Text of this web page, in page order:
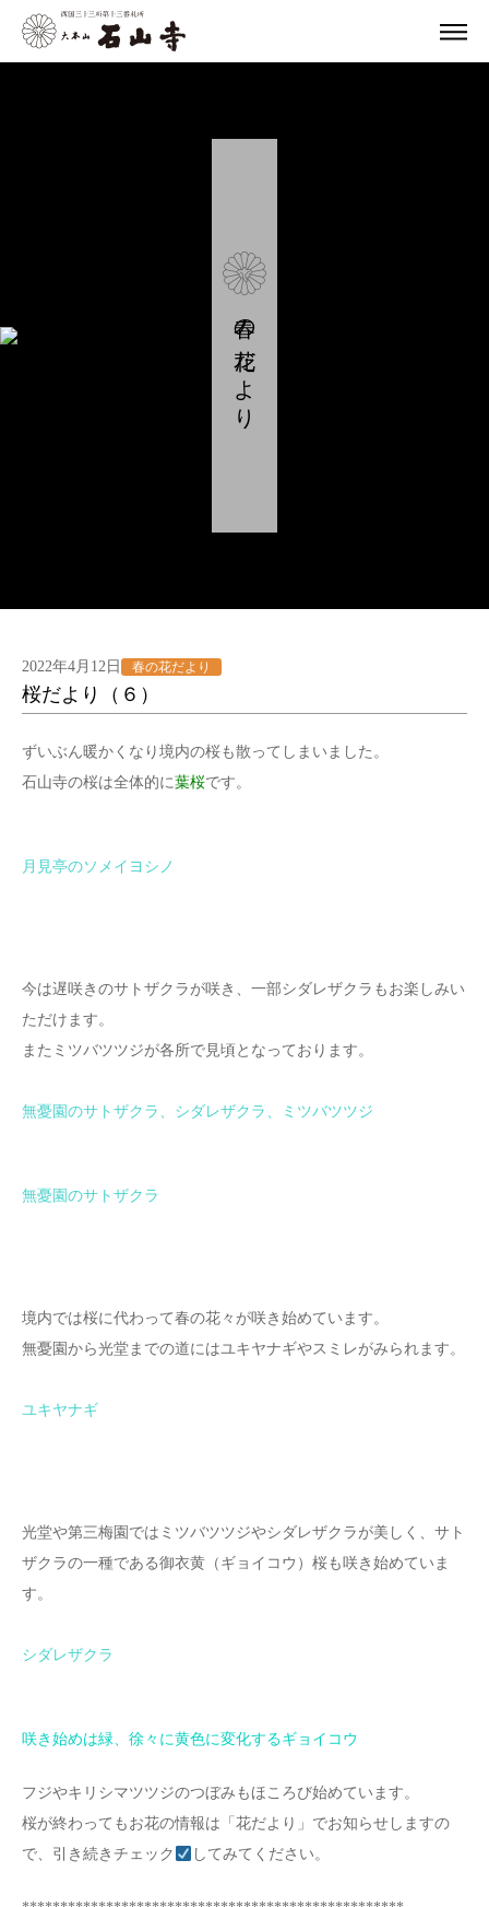
春の花だより
2022年4月12日 春の花だより
桜だより（６）
ずいぶん暖かくなり境内の桜も散ってしまいました。
石山寺の桜は全体的に葉桜です。
月見亭のソメイヨシノ
今は遅咲きのサトザクラが咲き、一部シダレザクラもお楽しみい
ただけます。
またミツバツツジが各所で見頃となっております。
無憂園のサトザクラ、シダレザクラ、ミツバツツジ
無憂園のサトザクラ
境内では桜に代わって春の花々が咲き始めています。
無憂園から光堂までの道にはユキヤナギやスミレがみられます。
ユキヤナギ
光堂や第三梅園ではミツバツツジやシダレザクラが美しく、サト
ザクラの一種である御衣黄（ギョイコウ）桜も咲き始めていま
す。
シダレザクラ
咲き始めは緑、徐々に黄色に変化するギョイコウ
フジやキリシマツツジのつぼみもほころび始めています。
桜が終わってもお花の情報は「花だより」でお知らせしますの
で、引き続きチェック
してみてください。